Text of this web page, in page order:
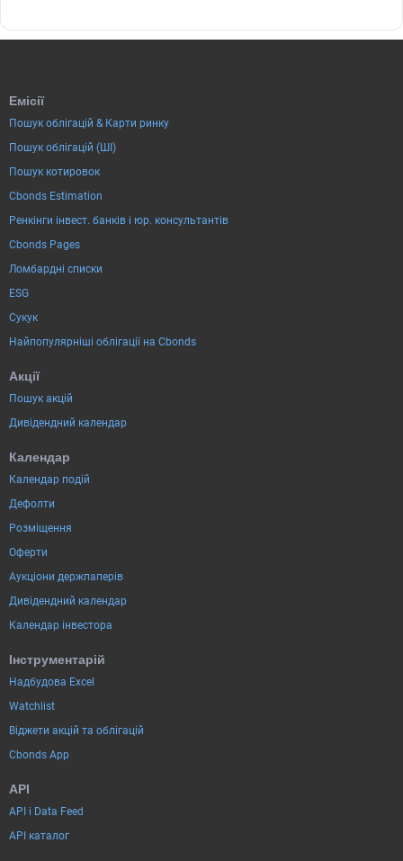
Емісії
Пошук облігацій & Карти ринку
Пошук облігацій (ШІ)
Пошук котировок
Cbonds Estimation
Ренкінги інвест. банків і юр. консультантів
Cbonds Pages
Ломбардні списки
ESG
Сукук
Найпопулярніші облігації на Cbonds
Акції
Пошук акцій
Дивідендний календар
Календар
Календар подій
Дефолти
Розміщення
Оферти
Аукціони держпаперів
Дивідендний календар
Календар інвестора
Інструментарій
Надбудова Excel
Watchlist
Віджети акцій та облігацій
Cbonds App
API
API і Data Feed
API каталог